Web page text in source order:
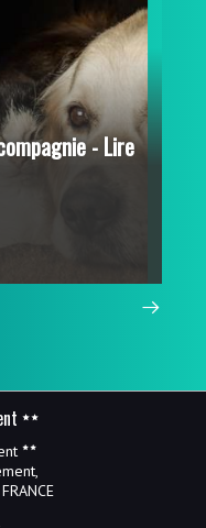
- Lire